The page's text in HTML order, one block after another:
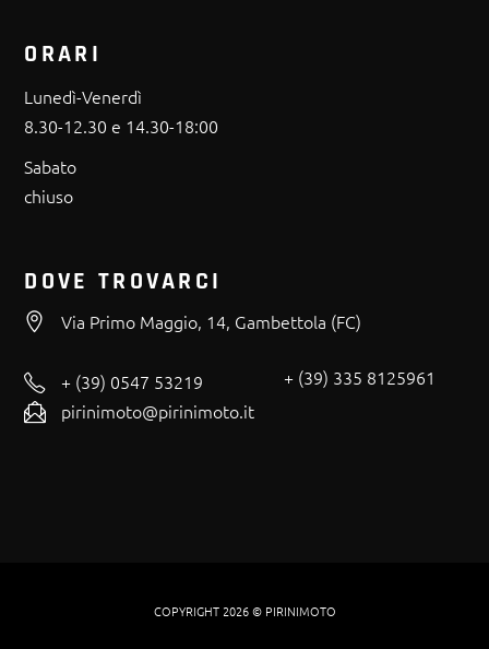
ORARI
Lunedì-Venerdì
8.30-12.30 e 14.30-18:00
Sabato
chiuso
DOVE TROVARCI
Via Primo Maggio, 14, Gambettola (FC)
+ (39) 0547 53219
+ (39) 335 8125961
pirinimoto@pirinimoto.it
COPYRIGHT 2026 © PIRINIMOTO